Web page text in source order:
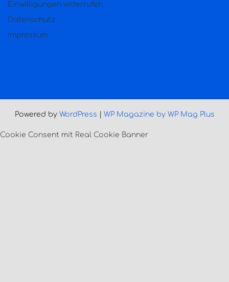
Einwilligungen widerrufen
Datenschutz
Impressum
Powered by WordPress WP Magazine by WP Mag Plus
Cookie Consent mit Real Cookie Banner